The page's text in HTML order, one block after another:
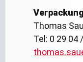
Thomas
Tel: 0 29 04